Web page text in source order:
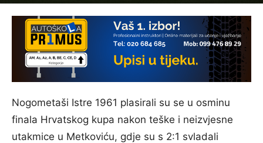
Nogometaši Istre 1961 plasirali su se u osminu
finala Hrvatskog kupa nakon teške i neizvjesne
utakmice u Metkoviću, gdje su s 2:1 svladali